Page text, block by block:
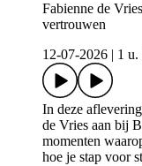
Fabienne de
vertrouwen
12-07-2026
1
In deze
de Vries aan bij
momenten
hoe je stap voor